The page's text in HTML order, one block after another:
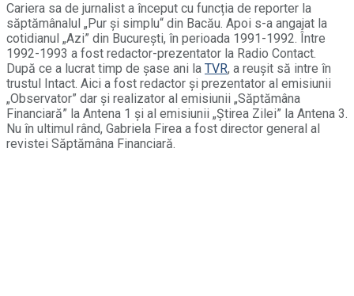
Cariera sa de jurnalist a început cu funcția de reporter la
săptămânalul „Pur și simplu“ din Bacău. Apoi s-a angajat la
cotidianul „Azi” din București, în perioada 1991-1992. Între
1992-1993 a fost redactor-prezentator la Radio Contact.
După ce a lucrat timp de șase ani la TVR, a reușit să intre în
trustul Intact. Aici a fost redactor și prezentator al emisiunii
„Observator” dar și realizator al emisiunii „Săptămâna
Financiară” la Antena 1 și al emisiunii „Știrea Zilei” la Antena 3.
Nu în ultimul rând, Gabriela Firea a fost director general al
revistei Săptămâna Financiară.